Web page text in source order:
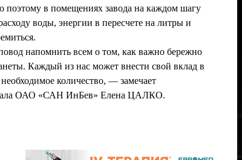
поэтому в помещениях завода на каждом шагу
воды, энергии в пересчете на литры и
напомнить всем о том, как важно бережно
Каждый из нас может внести свой вклад в
количество, — замечает
ОАО «САН ИнБев» Елена ЦАЛКО.